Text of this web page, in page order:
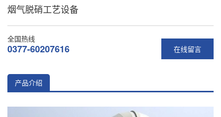
烟气脱硝工艺设备
在线留言
全国热线
0377-60207616
产品介绍